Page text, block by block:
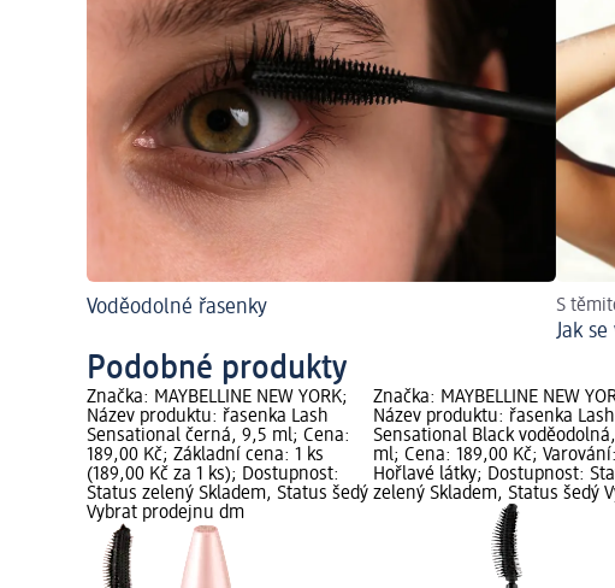
Voděodolné řasenky S
Jak
Podobné produkty
Značka: MAYBELLINE NEW YORK;
Název produktu: řasenka Lash
Sensational černá, 9,5 ml; Cena:
189,00 Kč; Základní cena: 1 ks
(189,00 Kč za 1 ks); Dostupnost:
Status zelený Skladem, Status šedý
Vybrat prodejnu dm
Značka: MAYBELLINE NEW
Název produktu: řasenka Lash
Sensational Black
ml; Cena: 189,00 Kč; Varování:
Hořlavé látky; Dostupnost:
zelený Skladem, Status šedý